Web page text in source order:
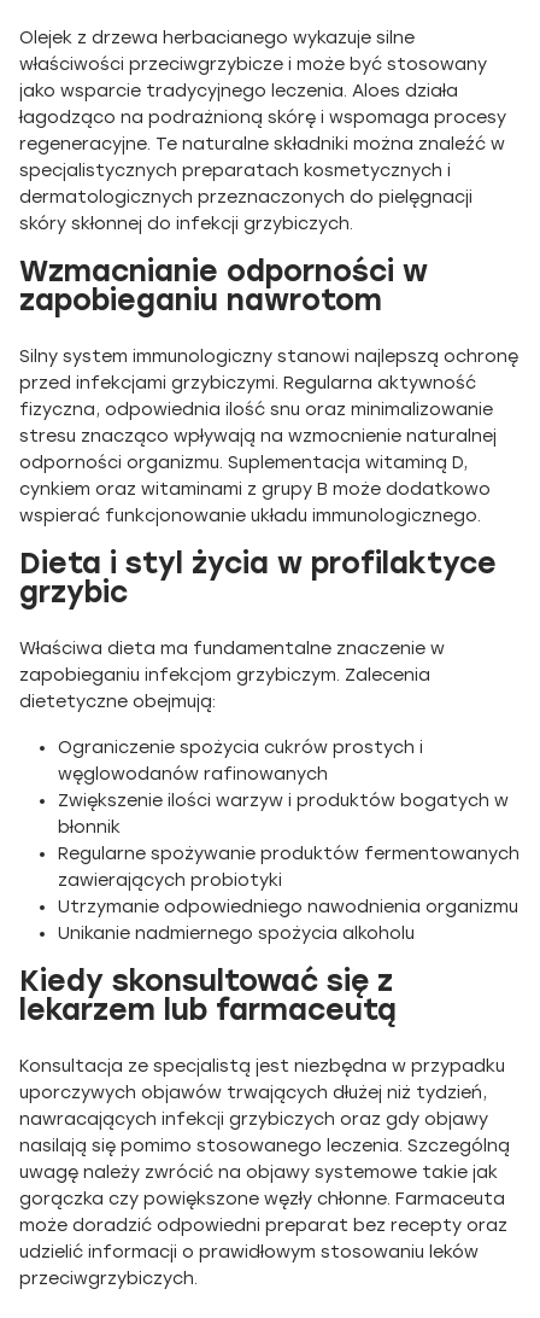
Olejek z drzewa herbacianego wykazuje silne
właściwości przeciwgrzybicze i może być stosowany
jako wsparcie tradycyjnego leczenia. Aloes działa
łagodząco na podrażnioną skórę i wspomaga procesy
regeneracyjne. Te naturalne składniki można znaleźć w
specjalistycznych preparatach kosmetycznych i
dermatologicznych przeznaczonych do pielęgnacji
skóry skłonnej do infekcji grzybiczych.
Wzmacnianie odporności w
zapobieganiu nawrotom
Silny system immunologiczny stanowi najlepszą ochronę
przed infekcjami grzybiczymi. Regularna aktywność
fizyczna, odpowiednia ilość snu oraz minimalizowanie
stresu znacząco wpływają na wzmocnienie naturalnej
odporności organizmu. Suplementacja witaminą D,
cynkiem oraz witaminami z grupy B może dodatkowo
wspierać funkcjonowanie układu immunologicznego.
Dieta i styl życia w profilaktyce
grzybic
Właściwa dieta ma fundamentalne znaczenie w
zapobieganiu infekcjom grzybiczym. Zalecenia
dietetyczne obejmują:
Ograniczenie spożycia cukrów prostych i
węglowodanów rafinowanych
Zwiększenie ilości warzyw i produktów bogatych w
błonnik
Regularne spożywanie produktów fermentowanych
zawierających probiotyki
Utrzymanie odpowiedniego nawodnienia organizmu
Unikanie nadmiernego spożycia alkoholu
Kiedy skonsultować się z
lekarzem lub farmaceutą
Konsultacja ze specjalistą jest niezbędna w przypadku
uporczywych objawów trwających dłużej niż tydzień,
nawracających infekcji grzybiczych oraz gdy objawy
nasilają się pomimo stosowanego leczenia. Szczególną
uwagę należy zwrócić na objawy systemowe takie jak
gorączka czy powiększone węzły chłonne. Farmaceuta
może doradzić odpowiedni preparat bez recepty oraz
udzielić informacji o prawidłowym stosowaniu leków
przeciwgrzybiczych.